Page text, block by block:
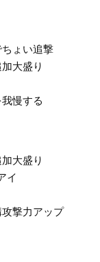
ょい追撃
大盛り
慢する
大盛り
イ
撃力アップ